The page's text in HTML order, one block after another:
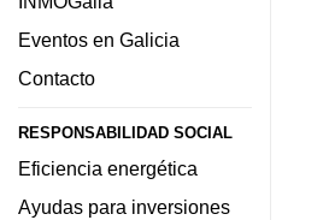
Eventos en Galicia
Contacto
RESPONSABILIDAD SOCIAL
Eficiencia energética
Ayudas para inversiones